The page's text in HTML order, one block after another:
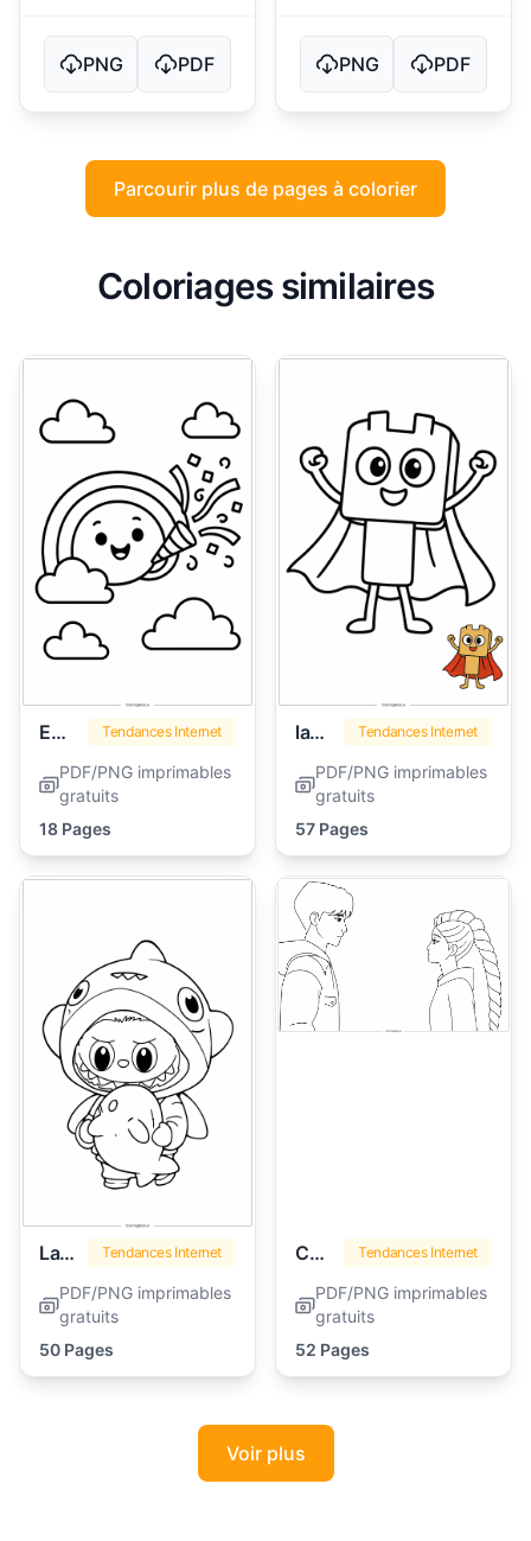
PNG PDF PNG PDF
Parcourir plus de pages à colorier
Coloriages similaires
Emoji Tendances Internet
PDF/PNG imprimables
gratuits
18 Pages
lankybox Tendances Internet
PDF/PNG imprimables
gratuits
57 Pages
Labubu Tendances Internet
PDF/PNG imprimables
gratuits
50 Pages
Chasseurs de Démons Kpop Tendances Internet
PDF/PNG imprimables
gratuits
52 Pages
Voir plus